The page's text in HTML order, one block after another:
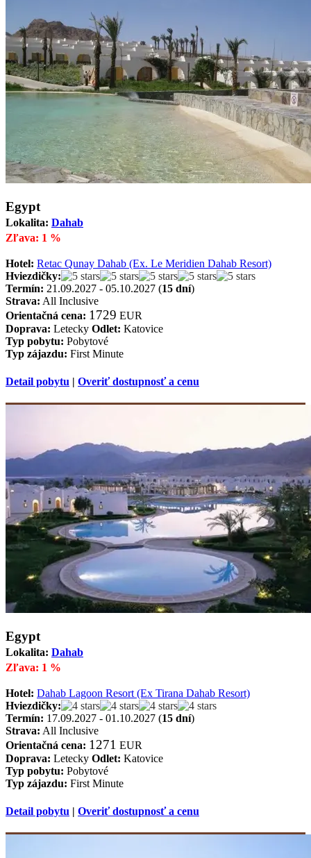
Egypt
Lokalita: Dahab
Zľava: 1 %
Hotel: Retac Qunay Dahab (Ex. Le Meridien Dahab Resort)
Hviezdičky:
Termín: 21.09.2027 - 05.10.2027 (15 dní)
Strava: All Inclusive
Orientačná cena: 1729 EUR
Doprava: Letecky Odlet: Katovice
Typ pobytu: Pobytové
Typ zájazdu: First Minute
Detail pobytu | Overiť dostupnosť a cenu
Egypt
Lokalita: Dahab
Zľava: 1 %
Hotel: Dahab Lagoon Resort (Ex Tirana Dahab Resort)
Hviezdičky:
Termín: 17.09.2027 - 01.10.2027 (15 dní)
Strava: All Inclusive
Orientačná cena: 1271 EUR
Doprava: Letecky Odlet: Katovice
Typ pobytu: Pobytové
Typ zájazdu: First Minute
Detail pobytu | Overiť dostupnosť a cenu